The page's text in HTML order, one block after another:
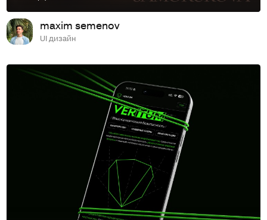
maxim semenov
UI дизайн